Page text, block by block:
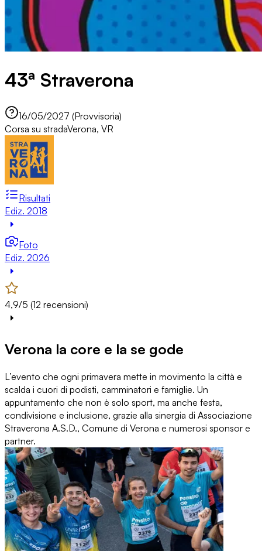
43ª Straverona
16/05/2027 (Provvisoria)
Corsa su stradaVerona, VR
Risultati
Ediz. 2018
Foto
Ediz. 2026
4,9/5 (12 recensioni)
Verona la core e la se gode
L’evento che ogni primavera mette in movimento la città e
scalda i cuori di podisti, camminatori e famiglie. Un
appuntamento che non è solo sport, ma anche festa,
condivisione e inclusione, grazie alla sinergia di Associazione
Straverona A.S.D., Comune di Verona e numerosi sponsor e
partner.